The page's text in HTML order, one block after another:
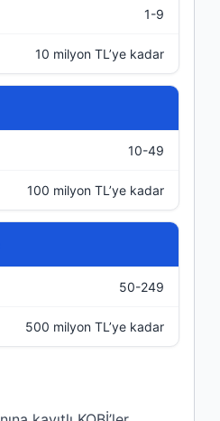
1-9
10 milyon TL’ye kadar
10-49
100 milyon TL’ye kadar
50-249
500 milyon TL’ye kadar